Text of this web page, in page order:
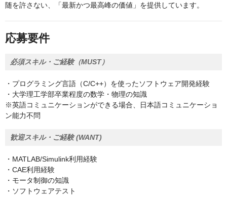
随を許さない、「最新かつ最高峰の価値」を提供しています。
応募要件
必須スキル・ご経験（MUST）
・プログラミング言語（C/C++）を使ったソフトウェア開発経験
・大学理工学部卒業程度の数学・物理の知識
※英語コミュニケーションができる場合、日本語コミュニケーショ
ン能力不問
歓迎スキル・ご経験 (WANT)
・MATLAB/Simulink利用経験
・CAE利用経験
・モータ制御の知識
・ソフトウェアテスト